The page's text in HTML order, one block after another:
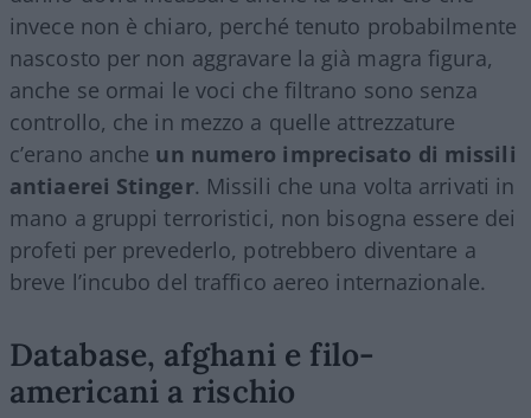
invece non è chiaro, perché tenuto probabilmente
nascosto per non aggravare la già magra figura,
anche se ormai le voci che filtrano sono senza
controllo, che in mezzo a quelle attrezzature
c’erano anche un numero imprecisato di missili
antiaerei Stinger. Missili che una volta arrivati in
mano a gruppi terroristici, non bisogna essere dei
profeti per prevederlo, potrebbero diventare a
breve l’incubo del traffico aereo internazionale.
Database, afghani e filo-
americani a rischio